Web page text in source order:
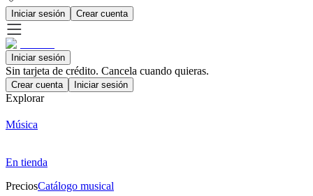
Iniciar sesión Crear cuenta
Iniciar sesión
Sin tarjeta de crédito. Cancela cuando quieras.
Crear cuenta Iniciar sesión
Explorar
Música
En tienda
PreciosCatálogo musical